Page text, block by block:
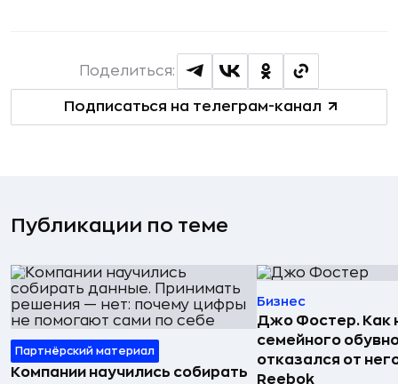
Подписаться на телеграм-канал
Поделиться:
Публикации по теме
Партнёрский материал
Компании научились собирать
Бизнес
Джо Фостер. Как
семейного
отказался от
Reebok